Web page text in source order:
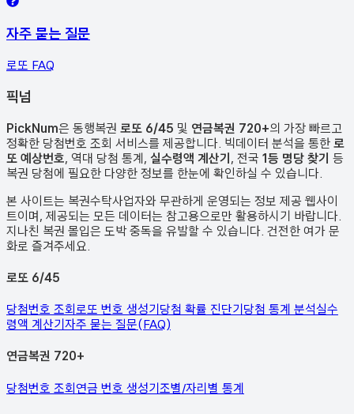
자주 묻는 질문
로또 FAQ
픽넘
PickNum은 동행복권 로또 6/45 및 연금복권 720+의 가장 빠르고
정확한 당첨번호 조회 서비스를 제공합니다. 빅데이터 분석을 통한 로
또 예상번호, 역대 당첨 통계, 실수령액 계산기, 전국 1등 명당 찾기 등
복권 당첨에 필요한 다양한 정보를 한눈에 확인하실 수 있습니다.
본 사이트는 복권수탁사업자와 무관하게 운영되는 정보 제공 웹사이
트이며, 제공되는 모든 데이터는 참고용으로만 활용하시기 바랍니다.
지나친 복권 몰입은 도박 중독을 유발할 수 있습니다. 건전한 여가 문
화로 즐겨주세요.
로또 6/45
당첨번호 조회로또 번호 생성기당첨 확률 진단기당첨 통계 분석실수
령액 계산기자주 묻는 질문(FAQ)
연금복권 720+
당첨번호 조회연금 번호 생성기조별/자리별 통계